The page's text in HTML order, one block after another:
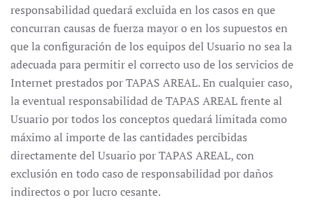
responsabilidad quedará excluida en los casos en que
concurran causas de fuerza mayor o en los supuestos en
que la configuración de los equipos del Usuario no sea la
adecuada para permitir el correcto uso de los servicios de
Internet prestados por TAPAS AREAL. En cualquier caso,
la eventual responsabilidad de TAPAS AREAL frente al
Usuario por todos los conceptos quedará limitada como
máximo al importe de las cantidades percibidas
directamente del Usuario por TAPAS AREAL, con
exclusión en todo caso de responsabilidad por daños
indirectos o por lucro cesante.